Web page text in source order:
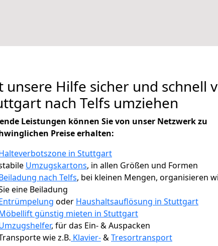
unsere Hilfe sicher und schnell
nach Telfs umziehen
Leistungen können Sie von unser Netzwerk zu
Preise erhalten:
in Stuttgart
Umzugskartons, in allen Größen und Formen
nach Telfs, bei kleinen Mengen, organisieren
eine Beiladung
oder Haushaltsauflösung in Stuttgart
günstig mieten in Stuttgart
, für das Ein- & Auspacken
wie z.B. Klavier-&Tresortransport